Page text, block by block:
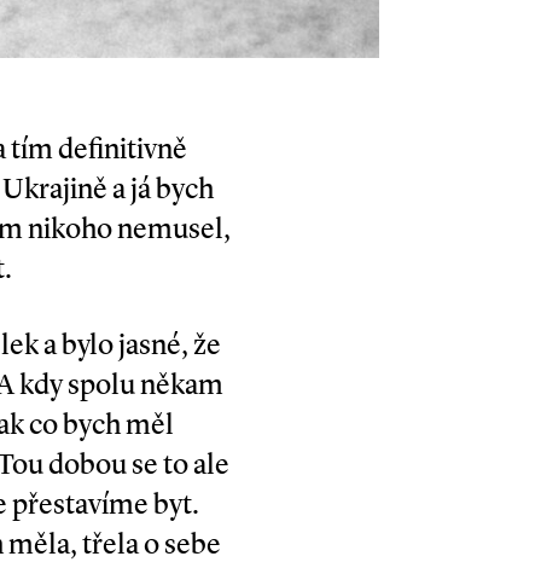
tím definitivně
a já bych
nikoho nemusel,
a bylo jasné, že
kdy spolu někam
co bych měl
dobou se to ale
přestavíme byt.
třela o sebe